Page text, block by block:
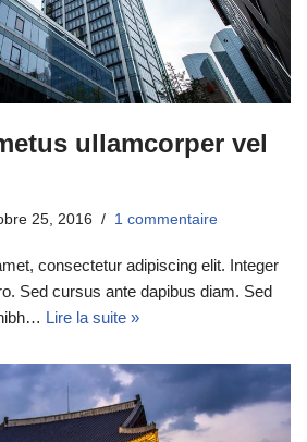
ullamcorper vel
25, 2016 1 commentaire
consectetur adipiscing elit. Integer
Sed cursus ante dapibus diam. Sed
Lire la suite »